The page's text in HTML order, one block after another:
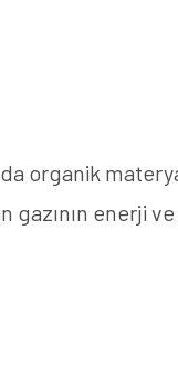
organik
gazının enerji